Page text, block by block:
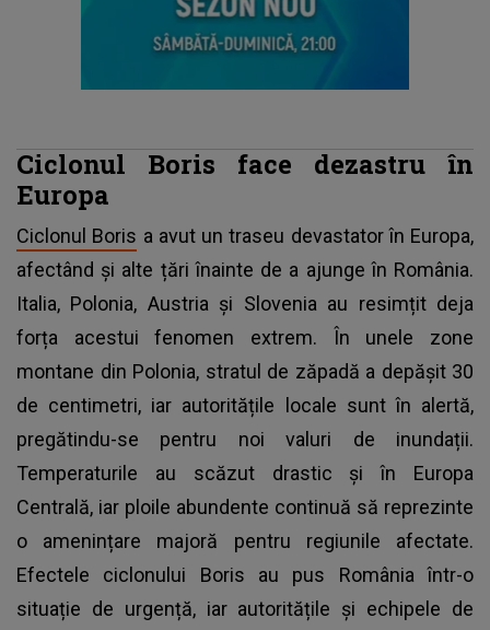
Ciclonul Boris face dezastru în
Europa
Ciclonul Boris a avut un traseu devastator în Europa,
afectând și alte țări înainte de a ajunge în România.
Italia, Polonia, Austria și Slovenia au resimțit deja
forța acestui fenomen extrem. În unele zone
montane din Polonia, stratul de zăpadă a depășit 30
de centimetri, iar autoritățile locale sunt în alertă,
pregătindu-se pentru noi valuri de inundații.
Temperaturile au scăzut drastic și în Europa
Centrală, iar ploile abundente continuă să reprezinte
o amenințare majoră pentru regiunile afectate.
Efectele ciclonului Boris au pus România într-o
situație de urgență, iar autoritățile și echipele de